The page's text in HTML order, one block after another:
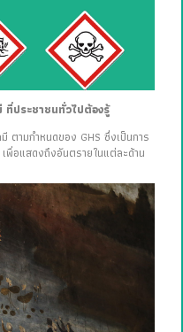
ประชาชนทั่วไปต้องรู้
ามกำหนดของ GHS ซึ่งเป็นการ
พื่อแสดงถึงอันตรายในแต่ละด้าน